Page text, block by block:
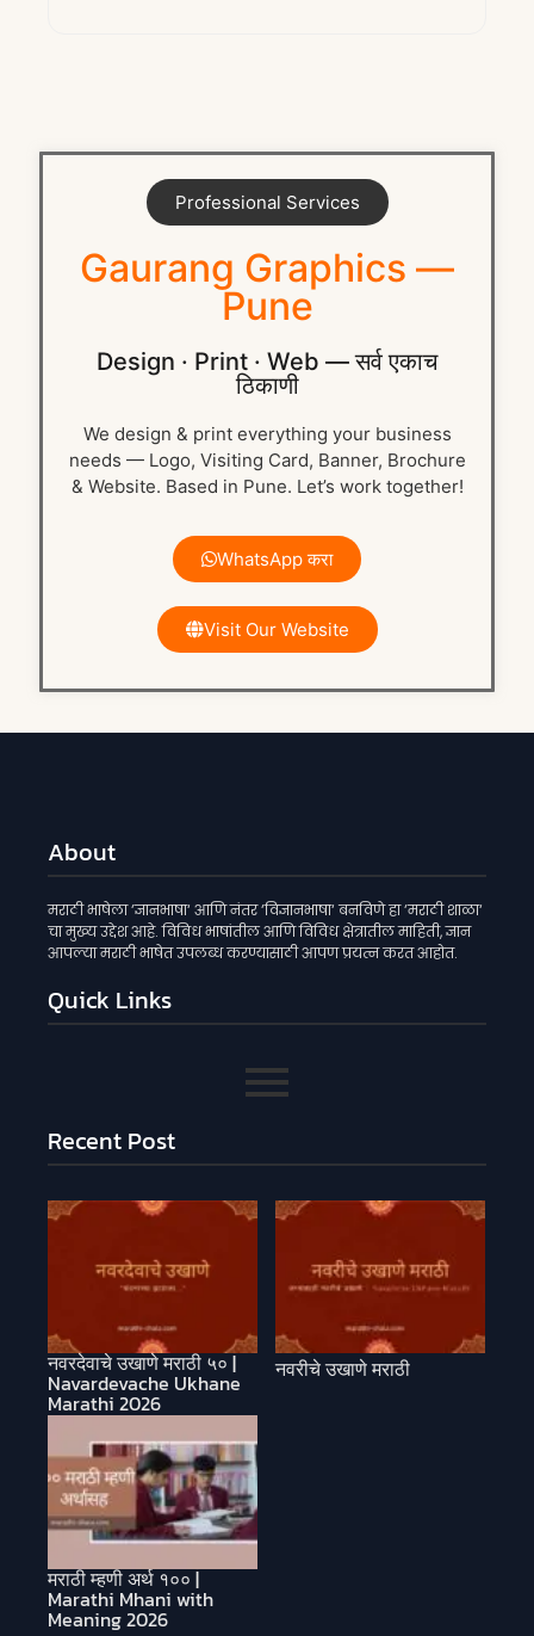
Professional Services
Gaurang Graphics —
Pune
Design · Print · Web — सर्व एकाच
ठिकाणी
We design & print everything your business
needs — Logo, Visiting Card, Banner, Brochure
& Website. Based in Pune. Let’s work together!
WhatsApp करा
Visit Our Website
About
मराठी भाषेला ‘ज्ञानभाषा‘ आणि नंतर ‘विज्ञानभाषा‘ बनविणे हा ‘मराठी शाळा‘
चा मुख्य उद्देश आहे. विविध भाषांतील आणि विविध क्षेत्रातील माहिती, ज्ञान
आपल्या मराठी भाषेत उपलब्ध करण्यासाठी आपण प्रयत्न करत आहोत.
Quick Links
Recent Post
नवरदेवाचे उखाणे मराठी ५० |
Navardevache Ukhane
Marathi 2026
नवरीचे उखाणे मराठी
मराठी म्हणी अर्थ १०० |
Marathi Mhani with
Meaning 2026